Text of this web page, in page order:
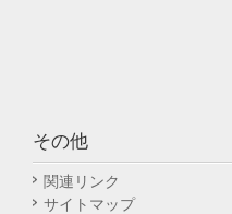
その他
関連リンク
サイトマップ